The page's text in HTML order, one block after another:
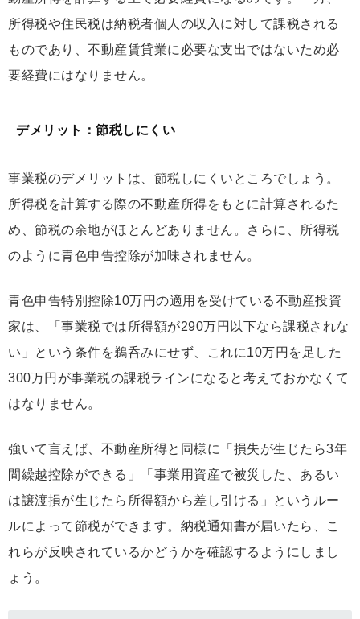
所得税や住民税は納税者個人の収入に対して課税される
ものであり、不動産賃貸業に必要な支出ではないため必
要経費にはなりません。
デメリット：節税しにくい
事業税のデメリットは、節税しにくいところでしょう。
所得税を計算する際の不動産所得をもとに計算されるた
め、節税の余地がほとんどありません。さらに、所得税
のように青色申告控除が加味されません。
青色申告特別控除10万円の適用を受けている不動産投資
家は、「事業税では所得額が290万円以下なら課税されな
い」という条件を鵜呑みにせず、これに10万円を足した
300万円が事業税の課税ラインになると考えておかなくて
はなりません。
強いて言えば、不動産所得と同様に「損失が生じたら3年
間繰越控除ができる」「事業用資産で被災した、あるい
は譲渡損が生じたら所得額から差し引ける」というルー
ルによって節税ができます。納税通知書が届いたら、こ
れらが反映されているかどうかを確認するようにしまし
ょう。